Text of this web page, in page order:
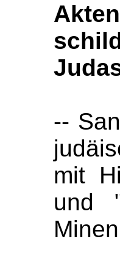
--
mit
und